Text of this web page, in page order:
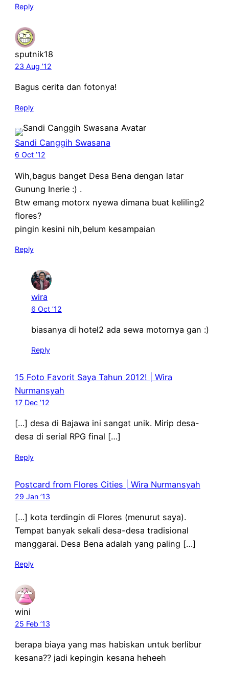
Reply
sputnik18
23 Aug ’12
Bagus cerita dan fotonya!
Reply
Sandi Canggih Swasana
6 Oct ’12
Wih,bagus banget Desa Bena dengan latar
Gunung Inerie :) .
Btw emang motorx nyewa dimana buat keliling2
flores?
pingin kesini nih,belum kesampaian
Reply
wira
6 Oct ’12
biasanya di hotel2 ada sewa motornya gan :)
Reply
15 Foto Favorit Saya Tahun 2012! | Wira
Nurmansyah
17 Dec ’12
[…] desa di Bajawa ini sangat unik. Mirip desa-
desa di serial RPG final […]
Reply
Postcard from Flores Cities | Wira Nurmansyah
29 Jan ’13
[…] kota terdingin di Flores (menurut saya).
Tempat banyak sekali desa-desa tradisional
manggarai. Desa Bena adalah yang paling […]
Reply
wini
25 Feb ’13
berapa biaya yang mas habiskan untuk berlibur
kesana?? jadi kepingin kesana heheeh